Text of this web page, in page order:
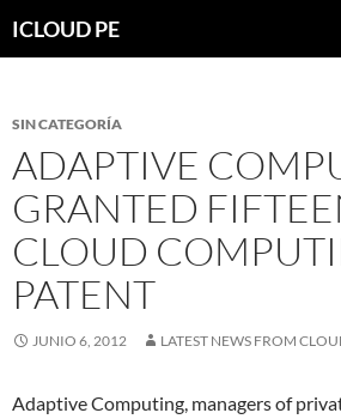
hacia
ICLOUD PE
SIN CATEGORÍA
ADAPTIVE
GRANTED
CLOUD
PATENT
JUNIO 6, 2012 LATEST NEWS FROM
Adaptive Computing, managers of